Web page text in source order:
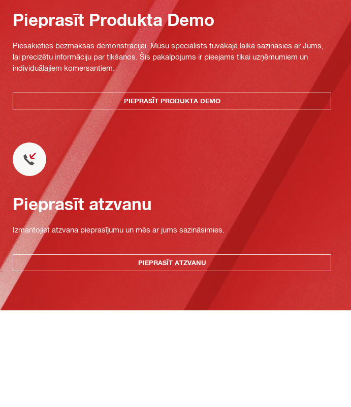
Pieprasīt Produkta Demo
Piesakieties bezmaksas demonstrācijai. Mūsu speciālists tuvākajā laikā sazināsies ar Jums,
lai precizētu informāciju par tikšanos. Šis pakalpojums ir pieejams tikai uzņēmumiem un
individuālajiem komersantiem.
PIEPRASĪT PRODUKTA DEMO
Pieprasīt atzvanu
Izmantojiet atzvana pieprasījumu un mēs ar jums sazināsimies.
PIEPRASĪT ATZVANU